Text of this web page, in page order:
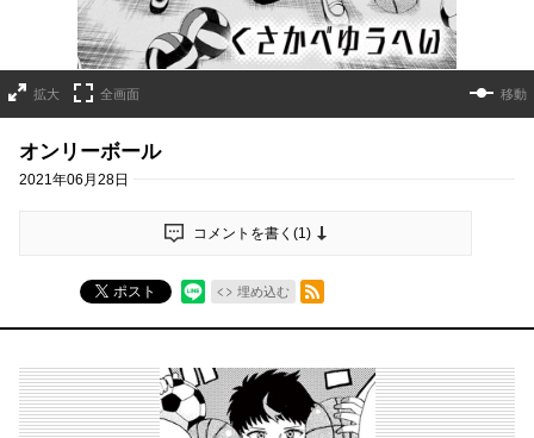
拡大 全画面 移動
オンリーボール
2021年06月28日
コメントを書く(1)
ポスト 埋め込む
RSSフィード